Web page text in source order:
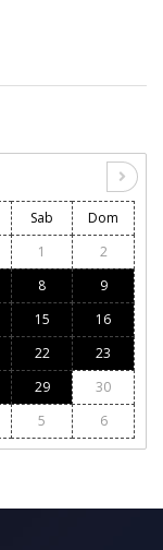
Sab
Dom
1
2
8
9
15
16
22
23
29
30
5 6